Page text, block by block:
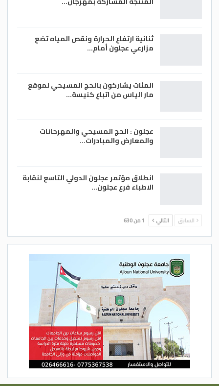
ثنائية ارتفاع الحرارة ونقص المياه تضع
مزارعي عجلون أمام…
المئات يشاركون بالحج المسيحي لموقع
مار الياس من اتباع كنيسة…
عجلون : الحج المسيحي والمهرحانات
والمعارض والمبادرات…
انطلاق مؤتمر عجلون الدولي التاسع لنقابة
الاطباء فرع عجلون…
السابق التالي 1 من 630